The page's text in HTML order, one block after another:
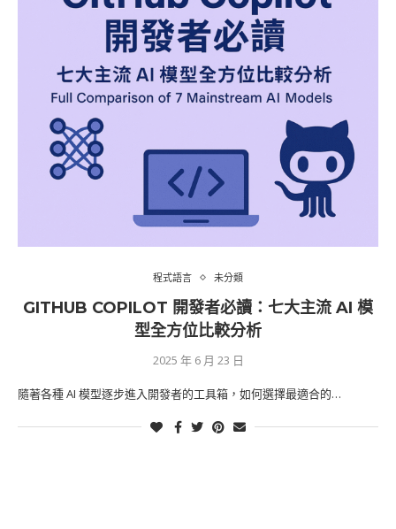
程式語言 未分類
GITHUB COPILOT 開發者必讀：七大主流 AI 模
型全方位比較分析
2025 年 6 月 23 日
隨著各種 AI 模型逐步進入開發者的工具箱，如何選擇最適合的…